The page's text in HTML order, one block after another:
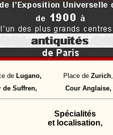
de Lugano, Place de Zurich,
de Suffren, Cour Anglaise,
Spécialités
et localisation,